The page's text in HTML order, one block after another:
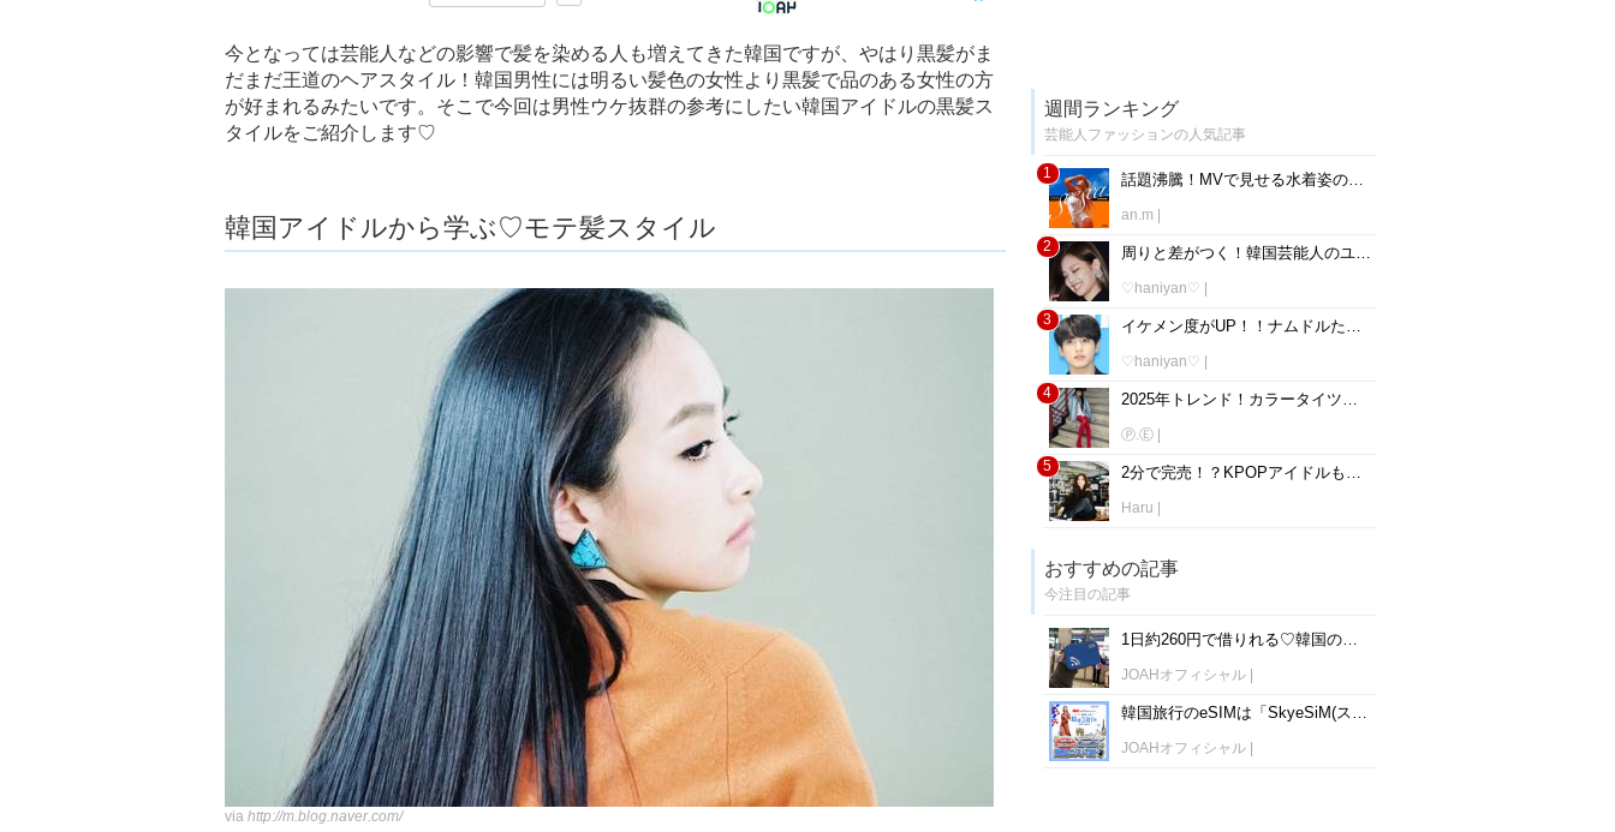
J
O
A
H
-
-
今となっては芸能人などの影響で髪を染める人も増えてきた韓国ですが、やはり黒髪がま
だまだ王道のヘアスタイル！韓国男性には明るい髪色の女性より黒髪で品のある女性の方
が好まれるみたいです。そこで今回は男性ウケ抜群の参考にしたい韓国アイドルの黒髪ス
タイルをご紹介します♡
韓国アイドルから学ぶ♡モテ髪スタイル
via http://m.blog.naver.com/
週間ランキング
芸能人ファッションの人気記事
1 話題沸騰！MVで見せる水着姿の韓国女性アイドル達にみんな釘付け♡
an.m
2
周りと差がつく！韓国芸能人のユニークなピアスゾーンをチェック☆
♡haniyan♡
3
イケメン度がUP！！ナムドルたちが付けてるピアスをチェック♪
♡haniyan♡
4
2025年トレンド！カラータイツを履く韓国アイドルたち♡
Ⓟ.Ⓔ|
5
2分で完売！？KPOPアイドルも愛用中コンバース新作「Run Star HIke(ランスターハイク)」が話題！
Haru
おすすめの記事
今注目の記事
1日約260円で借りれる♡韓国のWiFiレンタルおすすめ「WiFi弁当(WiFi Dosirak)」
JOAHオフィシャル|
韓国旅行のeSIMは「SkyeSiM(スカイイーシム)」！1日単位で最安値380円から利用可能！
JOAHオフィシャル|